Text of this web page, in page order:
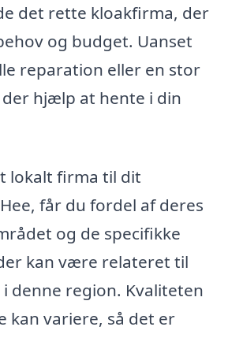
det rette kloakfirma, der
og budget. Uanset
reparation eller en stor
hjælp at hente i din
lokalt firma til dit
får du fordel af deres
og de specifikke
kan være relateret til
denne region. Kvaliteten
kan variere, så det er